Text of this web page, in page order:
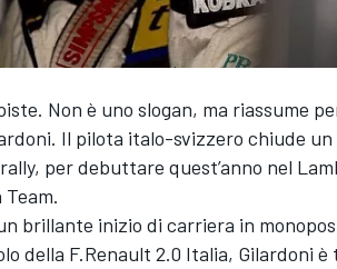
Non è uno slogan, ma riassume
Il pilota italo-svizzero chiude
per debuttare quest’anno nel
Team.
un brillante inizio di carriera in
della F.Renault 2.0 Italia, Gilardoni